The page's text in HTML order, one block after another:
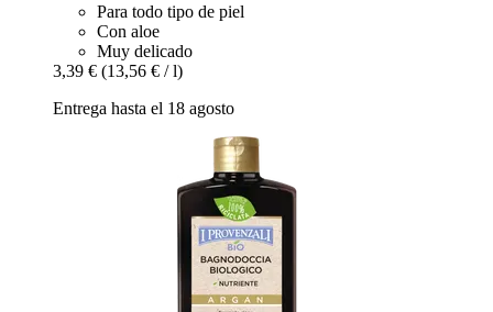
Para todo tipo de piel
Con aloe
Muy delicado
3,39 € (13,56 € / l)
Entrega hasta el 18 agosto